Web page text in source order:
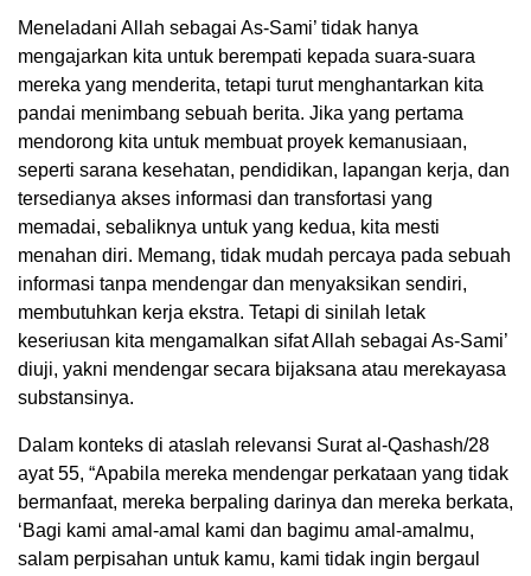
Meneladani Allah sebagai As-Sami’ tidak hanya
mengajarkan kita untuk berempati kepada suara-suara
mereka yang menderita, tetapi turut menghantarkan kita
pandai menimbang sebuah berita. Jika yang pertama
mendorong kita untuk membuat proyek kemanusiaan,
seperti sarana kesehatan, pendidikan, lapangan kerja, dan
tersedianya akses informasi dan transfortasi yang
memadai, sebaliknya untuk yang kedua, kita mesti
menahan diri. Memang, tidak mudah percaya pada sebuah
informasi tanpa mendengar dan menyaksikan sendiri,
membutuhkan kerja ekstra. Tetapi di sinilah letak
keseriusan kita mengamalkan sifat Allah sebagai As-Sami’
diuji, yakni mendengar secara bijaksana atau merekayasa
substansinya.
Dalam konteks di ataslah relevansi Surat al-Qashash/28
ayat 55, “Apabila mereka mendengar perkataan yang tidak
bermanfaat, mereka berpaling darinya dan mereka berkata,
‘Bagi kami amal-amal kami dan bagimu amal-amalmu,
salam perpisahan untuk kamu, kami tidak ingin bergaul